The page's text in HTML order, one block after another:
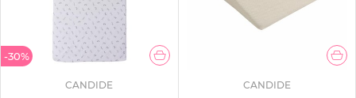
-30%
CANDIDE CANDIDE